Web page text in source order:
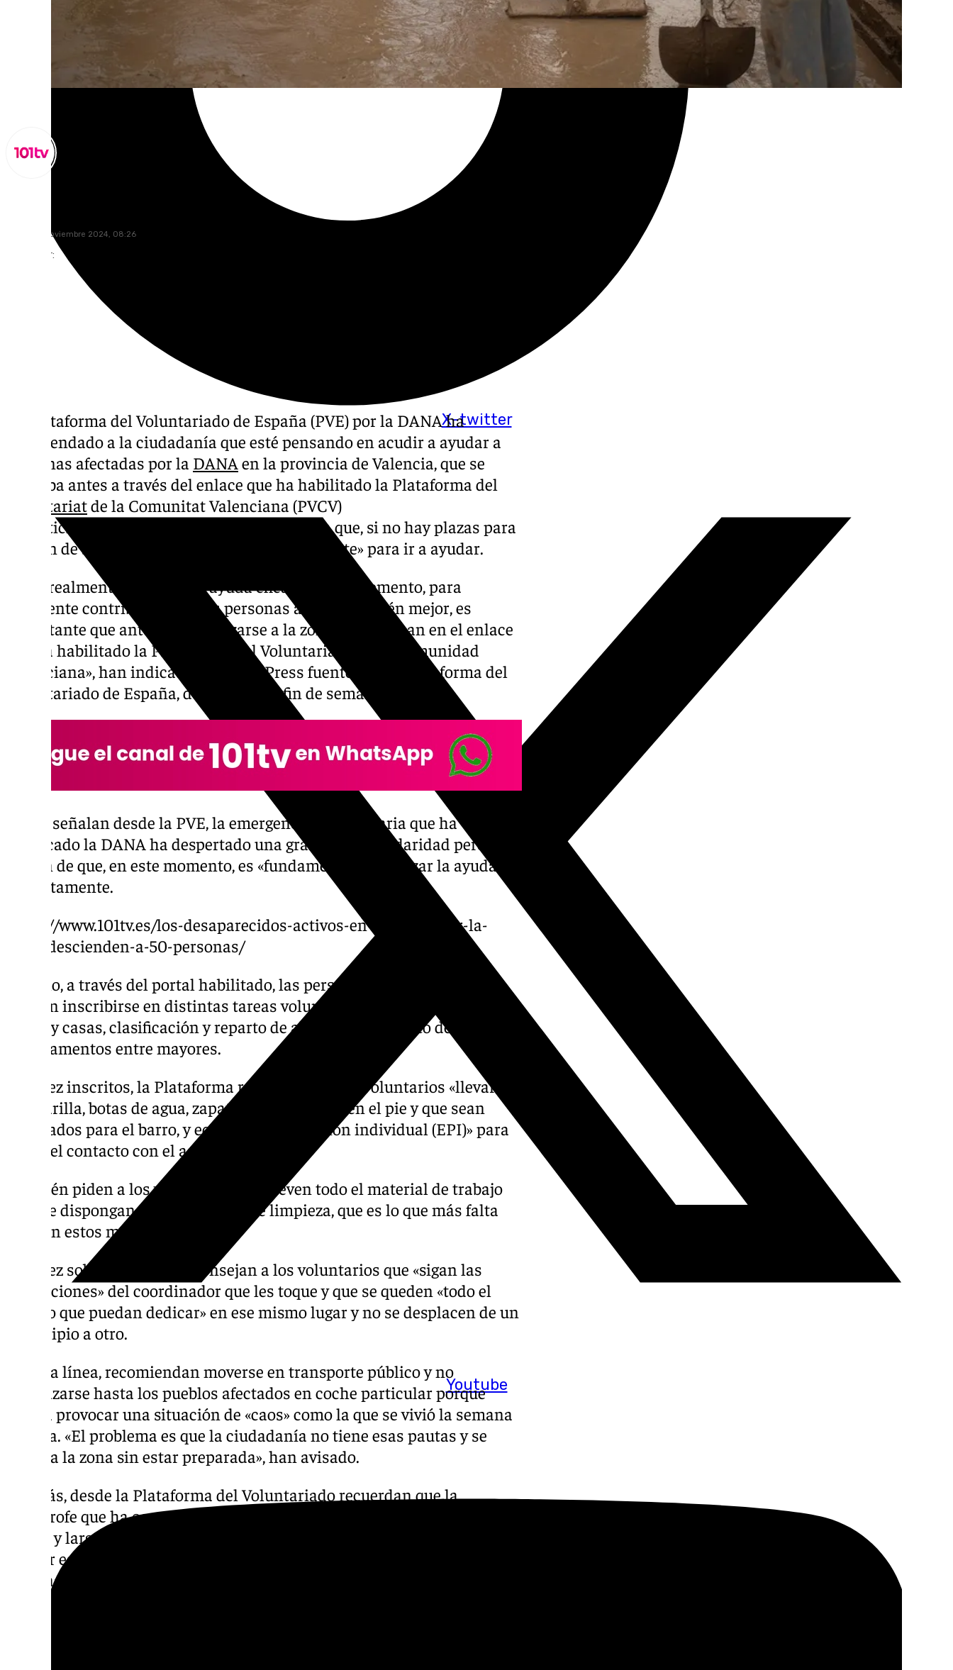
X-twitter
Youtube
sábado, 9 noviembre 2024, 08:26
Compartir:
La Plataforma del Voluntariado de España (PVE) por la DANA ha
recomendado a la ciudadanía que esté pensando en acudir a ayudar a
las zonas afectadas por la DANA en la provincia de Valencia, que se
inscriba antes a través del enlace que ha habilitado la Plataforma del
Voluntariatde la Comunitat Valenciana (PVCV)
(enterticket.net/voluntariosdana) y recuerdan que, si no hay plazas para
este fin de semana, «hay muchos días por delante» para ir a ayudar.
«Para realmente ofrecer una ayuda eficaz en este momento, para
realmente contribuir a que las personas afectadas estén mejor, es
importante que antes de desplazarse a la zona se inscriban en el enlace
que ha habilitado la Plataforma del Voluntariado de la Comunidad
Valenciana», han indicado a Europa Press fuentes de la Plataforma del
Voluntariado de España, de cara a este fin de semana.
Según señalan desde la PVE, la emergencia humanitaria que ha
provocado la DANA ha despertado una gran ola de solidaridad pero
avisan de que, en este momento, es «fundamental» canalizar la ayuda
correctamente.
https://www.101tv.es/los-desaparecidos-activos-en-valencia-por-la-
dana-descienden-a-50-personas/
Por ello, a través del portal habilitado, las personas que lo deseen
pueden inscribirse en distintas tareas voluntarias como: limpieza de
calles y casas, clasificación y reparto de alimentos o reparto de
medicamentos entre mayores.
Una vez inscritos, la Plataforma recomienda a los voluntarios «llevar
mascarilla, botas de agua, zapatos que cubran bien el pie y que sean
adecuados para el barro, y equipos de protección individual (EPI)» para
evitar el contacto con el agua estancada.
También piden a los voluntarios que lleven todo el material de trabajo
del que dispongan, como material de limpieza, que es lo que más falta
hace en estos momentos.
Una vez sobre el terreno, aconsejan a los voluntarios que «sigan las
indicaciones» del coordinador que les toque y que se queden «todo el
tiempo que puedan dedicar» en ese mismo lugar y no se desplacen de un
municipio a otro.
En esta línea, recomiendan moverse en transporte público y no
desplazarse hasta los pueblos afectados en coche particular porque
podría provocar una situación de «caos» como la que se vivió la semana
pasada. «El problema es que la ciudadanía no tiene esas pautas y se
dirige a la zona sin estar preparada», han avisado.
Además, desde la Plataforma del Voluntariado recuerdan que la
catástrofe que ha ocurrido en Valencia va a necesitar de mucho trabajo a
medio y largo plazo por lo que precisan que, si no hay plazas para ir a
ayudar este sábado o domingo, pueden apuntarse los próximos fines de
semana.